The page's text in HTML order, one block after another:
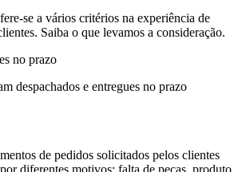
se a vários critérios na experiência de
Saiba o que levamos a consideração.
no prazo
despachados e entregues no prazo
de pedidos solicitados pelos clientes
diferentes motivos: falta de peças, produto